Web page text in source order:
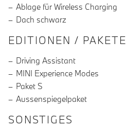
Ablage für Wireless Charging
Dach schwarz
EDITIONEN / PAKETE
Driving Assistant
MINI Experience Modes
Paket S
Aussenspiegelpaket
SONSTIGES